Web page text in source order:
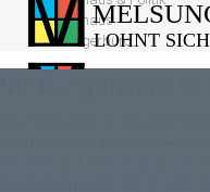
Rathaus
Bürgerbüro